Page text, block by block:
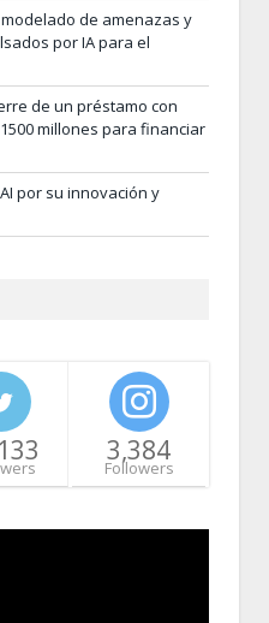
de amenazas y
por IA para el
de un préstamo con
millones para financiar
por su innovación y
3,384
Followers